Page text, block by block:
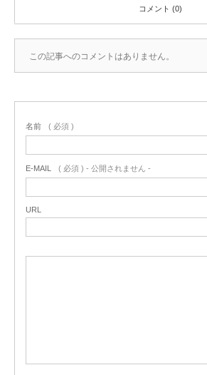
コメント (0)
この記事へのコメントはありません。
名前 ( 必須 )
E-MAIL ( 必須 ) - 公開されません -
URL